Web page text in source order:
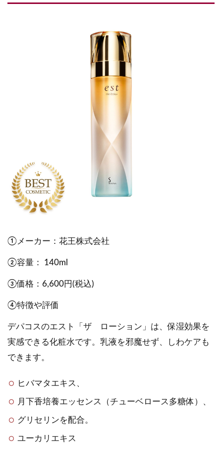
①メーカー：花王株式会社
②容量： 140ml
③価格：6,600円(税込)
④特徴や評価
デパコスのエスト「ザ ローション」は、保湿効果を
実感できる化粧水です。乳液を邪魔せず、しわケアも
できます。
ヒバマタエキス、
月下香培養エッセンス（チューベロース多糖体）、
グリセリンを配合。
ユーカリエキス